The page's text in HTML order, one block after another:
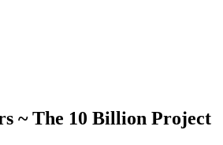
~ The 10 Billion Project